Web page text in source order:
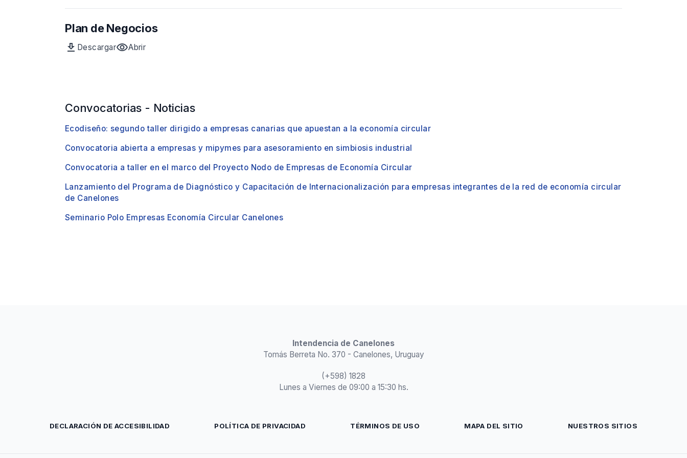
archivo
360
Plan de Negocios
download
Archivo
Descargarvisibility
vista
de
Abrir
Convocatorias - Noticias
Ecodiseño: segundo taller dirigido a empresas canarias que apuestan a la economía circular
Convocatoria abierta a empresas y mipymes para asesoramiento en simbiosis industrial
Convocatoria a taller en el marco del Proyecto Nodo de Empresas de Economía Circular
Lanzamiento del Programa de Diagnóstico y Capacitación de Internacionalización para empresas integrantes de la red de economía circular
de Canelones
Seminario Polo Empresas Economía Circular Canelones
Intendencia de Canelones
Tomás Berreta No. 370 - Canelones, Uruguay
(+598) 1828
Lunes a Viernes de 09:00 a 15:30 hs.
DECLARACIÓN DE ACCESIBILIDAD POLÍTICA DE PRIVACIDAD TÉRMINOS DE USO MAPA DEL SITIO NUESTROS SITIOS